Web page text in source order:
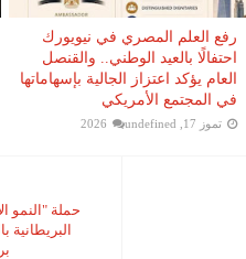
رفع العلم المصري في نيويورك
احتفالًا بالعيد الوطني.. والقنصل
العام يؤكد اعتزاز الجالية بإسهاماتها
في المجتمع الأمريكي
تموز 17, 2026 undefined
حملة "النمو
البريطانية